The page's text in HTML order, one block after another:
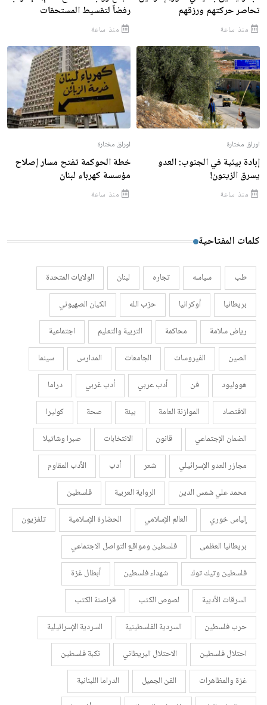
تحاصر حركتهم ورزقهم
منذ ساعة
رفضاً لتقسيط المستحقات
منذ ساعة
اوراق مختارة
إبادة بيئية في الجنوب: العدو
يسرق الزيتون!
منذ ساعة
اوراق مختارة
خطة الحوكمة تفتح مسار إصلاح
مؤسسة كهرباء لبنان
منذ ساعة
كلمات المفتاحية
طب سياسه تجاره لبنان
الولايات المتحدة
بريطانيا
أوكرانيا حزب الله
الكيان الصهيوني
رياض سلامة
محاكمة التربية والتعليم
اجتماعية
الصين
الفيروسات الجامعات المدارس
سينما
هووليود
فن أدب عربي أدب غربي
دراما
الاقتصاد
الموازنة العامة بيئة صحة
كوليرا
الضمان الإجتماعي
قانون الانتخابات
صبرا وشاتيلا
مجازر العدو الإسرائيلي
شعر أدب
الأدب المقاوم
محمد علي شمس الدين
الرواية العربية
فلسطين
إلياس خوري
العالم الإسلامي الحضارة الإسلامية
تلفزيون
بريطانيا العظمى
فلسطين ومواقع التواصل الاجتماعي
فلسطين وتيك توك
شهداء فلسطين
أبطال غزة
السرقات الأدبية
لصوص الكتب
قراصنة الكتب
حرب فلسطين
السردية الفلسطينية
السردية الإسرائيلية
احتلال فلسطين
الاحتلال البريطاني
نكبة فلسطين
غزة والمظاهرات
الفن الجميل
الدراما اللبنانية